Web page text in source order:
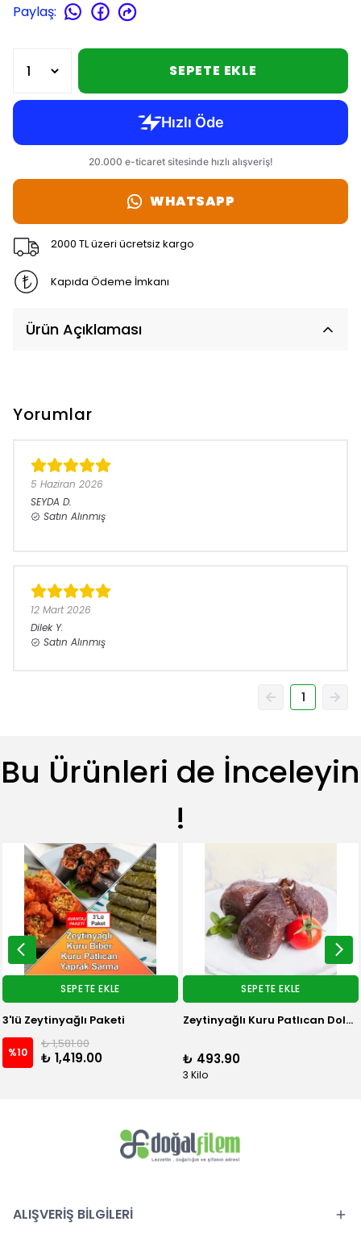
Paylaş:
SEPETE EKLE
WHATSAPP
2000 TL üzeri ücretsiz kargo
Kapıda Ödeme İmkanı
Ürün Açıklaması
Yorumlar
5 Haziran 2026
SEYDA D.
Satın Alınmış
12 Mart 2026
Dilek Y.
Satın Alınmış
1
Bu Ürünleri de İnceleyin
!
SEPETE EKLE
3'lü Zeytinyağlı Paketi
%10
₺ 1,581.00
₺ 1,419.00
SEPETE EKLE
Zeytinyağlı Kuru Patlıcan Dolması
₺ 493.90
3 Kilo
ALIŞVERİŞ BİLGİLERİ